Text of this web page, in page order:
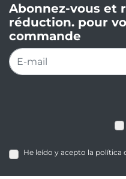
Abonnez-vous et
réduction. pour
commande
He leído y acepto la política